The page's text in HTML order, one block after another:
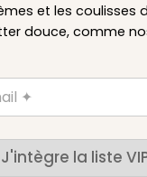
et les coulisses
douce, comme
J'intègre la liste